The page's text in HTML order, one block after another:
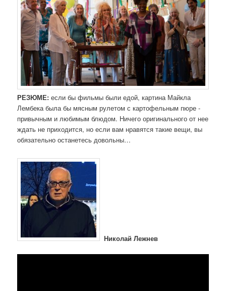
РЕЗЮМЕ:если бы фильмы были едой, картина Майкла
Лембека была бы мясным рулетом с картофельным пюре -
привычным и любимым блюдом. Ничего оригинального от нее
ждать не приходится, но если вам нравятся такие вещи, вы
обязательно останетесь довольны…
Николай Лежнев